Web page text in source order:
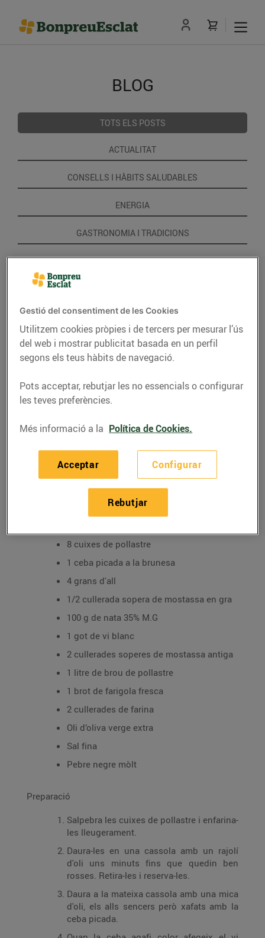
BLOG
TOTS ELS POSTS
ACTUALITAT
CONSELLS I HÀBITS SALUDABLES
ENERGIA
GASTRONOMIA I TRADICIONS
RECEPTES
RECEPTES
Pollastre a la mostassa
Ingredients per a 4 persones:
8 cuixes de pollastre
1 ceba picada a la brunesa
4 grans d'all
1/2 cullerada sopera de mostassa en gra
100 g de nata 35% M.G
1 got de vi blanc
2 cullerades soperes de mostassa antiga
1 litre de brou de pollastre
1 brot de farigola fresca
2 cullerades de farina
Oli d’oliva verge extra
Sal fina
Pebre negre mòlt
Preparació
Salpebra les cuixes de pollastre i enfarina-
les lleugerament.
Daura-les en una cassola amb un rajolí
d'oli uns minuts fins que quedin ben
rosses. Retira-les i reserva-les.
Daura a la mateixa cassola amb una mica
d'oli, els alls sencers però xafats amb la
ceba picada.
Gestió del consentiment de les Cookies
Utilitzem cookies pròpies i de tercers per mesurar l’ús
del web i mostrar publicitat basada en un perfil
segons els teus hàbits de navegació.
Pots acceptar, rebutjar les no essencials o configurar
les teves preferències.
Més informació a la Política de Cookies.
Configurar
Rebutjar
Acceptar